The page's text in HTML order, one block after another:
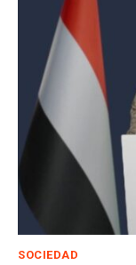
SOCIEDAD